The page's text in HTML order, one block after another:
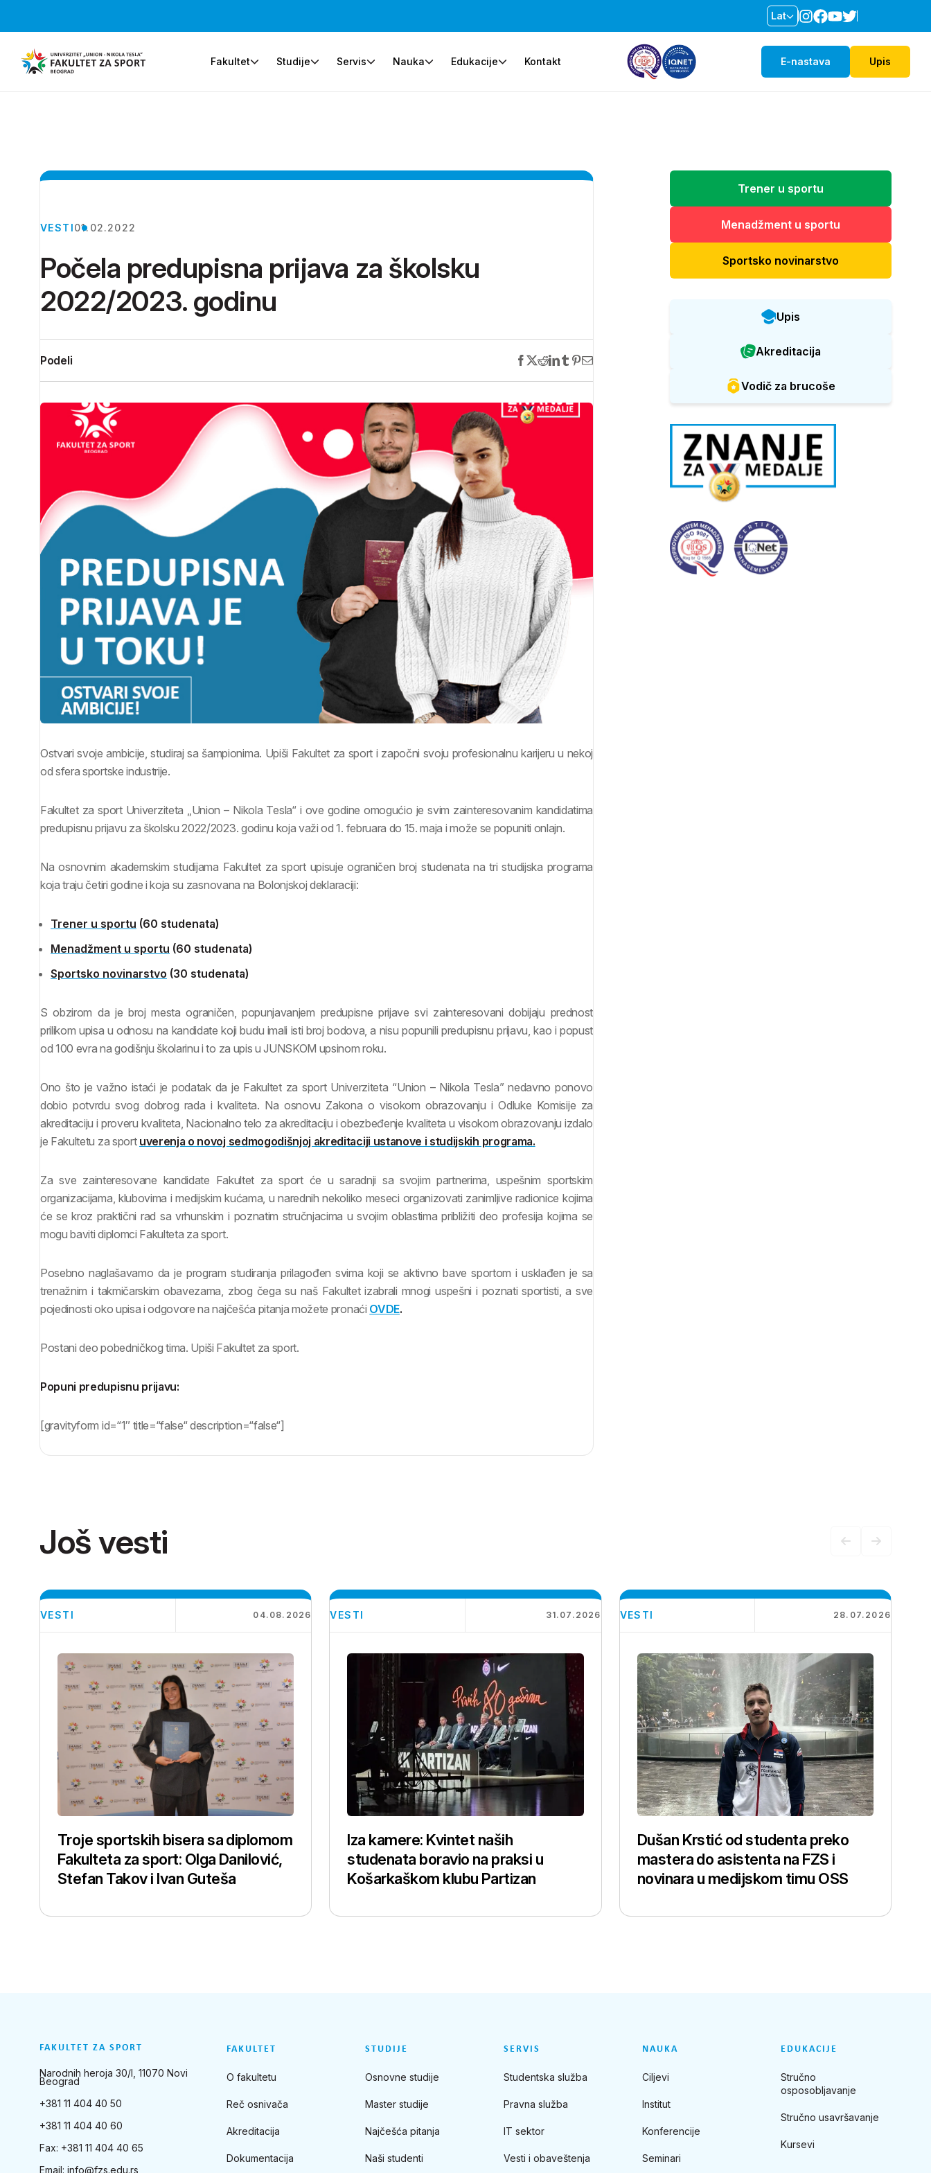
Lat
Fakultet Studije Servis Nauka Edukacije Kontakt E-nastava Upis
VESTI01.02.2022
Počela predupisna prijava za školsku
2022/2023. godinu
Podeli
Ostvari svoje ambicije, studiraj sa šampionima. Upiši Fakultet za sport i započni svoju profesionalnu karijeru u nekoj
od sfera sportske industrije.
Fakultet za sport Univerziteta „Union – Nikola Tesla“ i ove godine omogućio je svim zainteresovanim kandidatima
predupisnu prijavu za školsku 2022/2023. godinu koja važi od 1. februara do 15. maja i može se popuniti onlajn.
Na osnovnim akademskim studijama Fakultet za sport upisuje ograničen broj studenata na tri studijska programa
koja traju četiri godine i koja su zasnovana na Bolonjskoj deklaraciji:
Trener u sportu (60 studenata)
Menadžment u sportu (60 studenata)
Sportsko novinarstvo (30 studenata)
S obzirom da je broj mesta ograničen, popunjavanjem predupisne prijave svi zainteresovani dobijaju prednost
prilikom upisa u odnosu na kandidate koji budu imali isti broj bodova, a nisu popunili predupisnu prijavu, kao i popust
od 100 evra na godišnju školarinu i to za upis u JUNSKOM upsinom roku.
Ono što je važno istaći je podatak da je Fakultet za sport Univerziteta “Union – Nikola Tesla” nedavno ponovo
dobio potvrdu svog dobrog rada i kvaliteta. Na osnovu Zakona o visokom obrazovanju i Odluke Komisije za
akreditaciju i proveru kvaliteta, Nacionalno telo za akreditaciju i obezbeđenje kvaliteta u visokom obrazovanju izdalo
je Fakultetu za sport uverenja o novoj sedmogodišnjoj akreditaciji ustanove i studijskih programa.
Za sve zainteresovane kandidate Fakultet za sport će u saradnji sa svojim partnerima, uspešnim sportskim
organizacijama, klubovima i medijskim kućama, u narednih nekoliko meseci organizovati zanimljive radionice kojima
će se kroz praktični rad sa vrhunskim i poznatim stručnjacima u svojim oblastima približiti deo profesija kojima se
mogu baviti diplomci Fakulteta za sport.
Posebno naglašavamo da je program studiranja prilagođen svima koji se aktivno bave sportom i usklađen je sa
trenažnim i takmičarskim obavezama, zbog čega su naš Fakultet izabrali mnogi uspešni i poznati sportisti, a sve
pojedinosti oko upisa i odgovore na najčešća pitanja možete pronaći OVDE.
Postani deo pobedničkog tima. Upiši Fakultet za sport.
Popuni predupisnu prijavu:
[gravityform id=“1″ title=“false“ description=“false“]
Trener u sportu
Menadžment u sportu
Sportsko novinarstvo
Upis
Akreditacija
Vodič za brucoše
Još vesti
VESTI 04.08.2026
Troje sportskih bisera sa diplomom
Fakulteta za sport: Olga Danilović,
Stefan Takov i Ivan Guteša
VESTI 31.07.2026
Iza kamere: Kvintet naših
studenata boravio na praksi u
Košarkaškom klubu Partizan
VESTI 28.07.2026
Dušan Krstić od studenta preko
mastera do asistenta na FZS i
novinara u medijskom timu OSS
FAKULTET ZA SPORT
Narodnih heroja 30/I, 11070 Novi
Beograd
+381 11 404 40 50
+381 11 404 40 60
Fax: +381 11 404 40 65
Email: info@fzs.edu.rs
FAKULTET
O fakultetu
Reč osnivača
Akreditacija
Dokumentacija
STUDIJE
Osnovne studije
Master studije
Najčešća pitanja
Naši studenti
SERVIS
Studentska služba
Pravna služba
IT sektor
Vesti i obaveštenja
NAUKA
Ciljevi
Institut
Konferencije
Seminari
EDUKACIJE
Stručno
osposobljavanje
Stručno usavršavanje
Kursevi